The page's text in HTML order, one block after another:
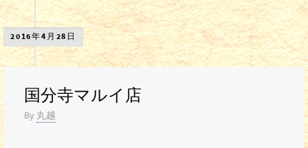
2016年4月28日
国分寺マルイ店
By 丸越